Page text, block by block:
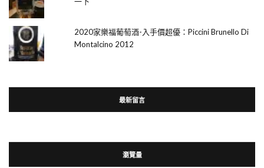
2020家樂福葡萄酒-入手價超優：Piccini Brunello Di
Montalcino 2012
最新留言
瀏覽量